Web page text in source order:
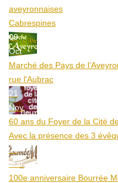
aveyronnaises
Cabrespines
09
Oct
Marché des Pays de
rue l'Aubrac
21
Nov
60 ans du Foyer de la Cité
Avec la présence des 3
20
Mar
100e anniversaire Bourrée